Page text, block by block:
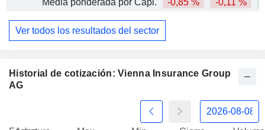
Media ponderada por Capi. -0,85 % -0,11 %
Ver todos los resultados del sector
Historial de cotización: Vienna Insurance Group
AG